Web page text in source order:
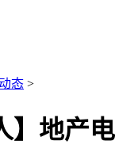
态 >
】地产电